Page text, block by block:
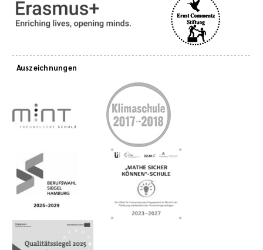
Auszeichnungen